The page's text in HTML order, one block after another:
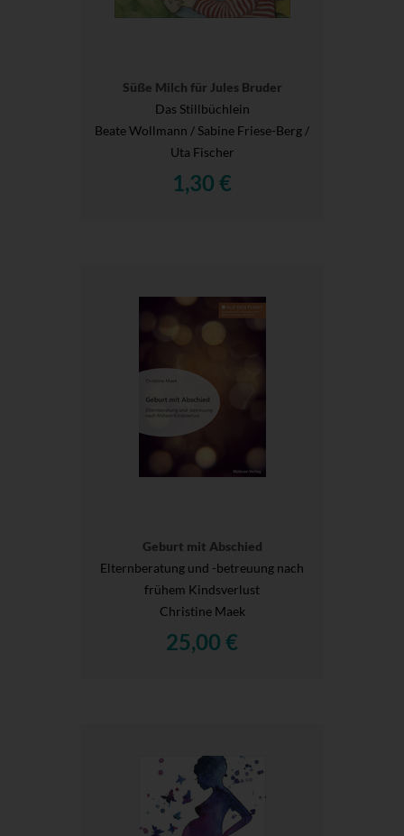
Süße Milch für Jules Bruder
Das Stillbüchlein
Beate Wollmann / Sabine Friese-Berg /
Uta Fischer
1,30 €
Geburt mit Abschied
Elternberatung und -betreuung nach
frühem Kindsverlust
Christine Maek
25,00 €